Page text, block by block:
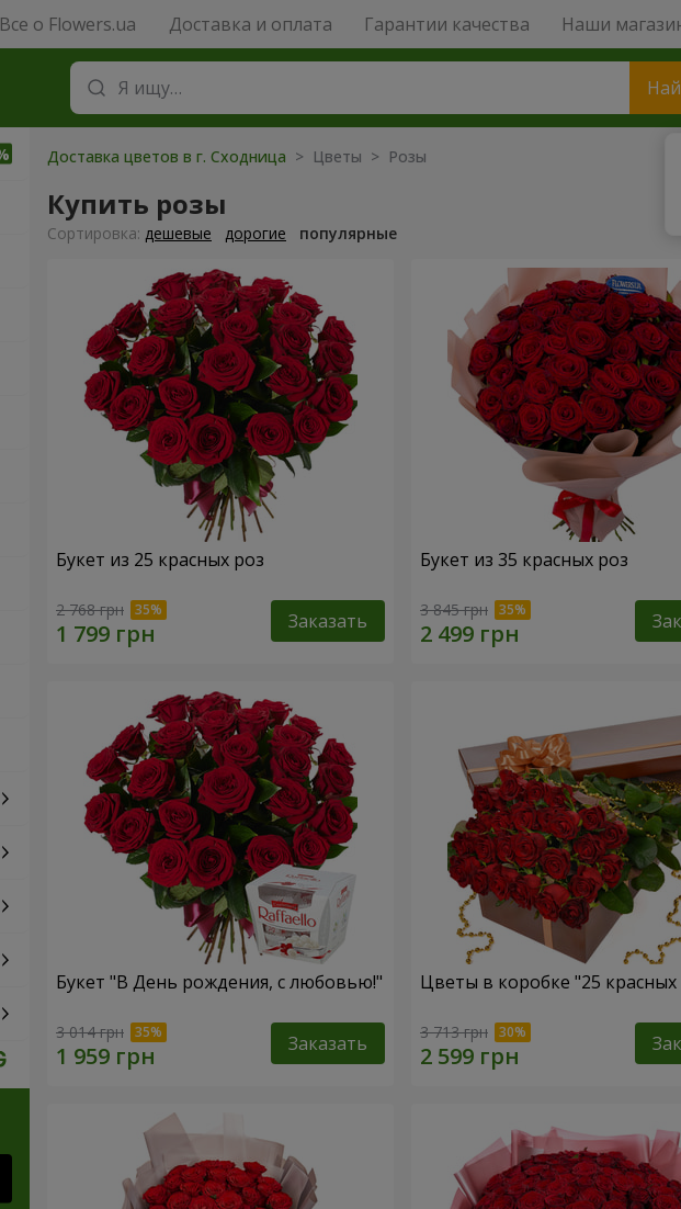
Все о Flowers.ua Доставка и оплата Гарантии качества Наши
Доставка цветов в г. Сходница > Цветы > Розы
Купить розы
Cортировка: дешевые дорогие популярные
Букет из 25 красных роз
2 768 грн Заказать
Букет из 35 красных роз
3 845 грн
Букет "В День рождения, с любовью!"
3 014 грн Заказать
Цветы в коробке "25 красных
3 713 грн